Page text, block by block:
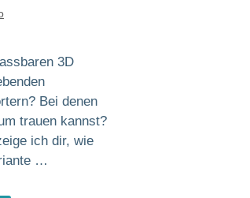
3D
Bei denen
trauen kannst?
ich dir, wie
…